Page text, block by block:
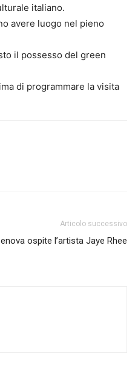
italiano.
avere luogo nel pieno
il possesso del green
di programmare la visita
Articolo successivo
ospite l’artista Jaye Rhee